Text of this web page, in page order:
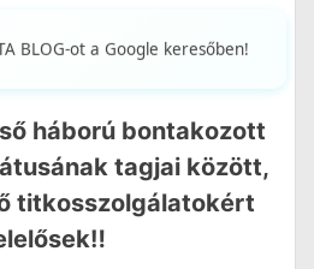
BLOG-ot a Google keresőben!
háború bontakozott
tagjai között,
titkosszolgálatokért